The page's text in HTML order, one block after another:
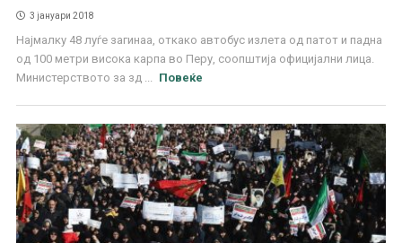
3 јануари 2018
Најмалку 48 луѓе загинаа, откако автобус излета од патот и падна
од 100 метри висока карпа во Перу, соопштија официјални лица.
Министерството за зд ...
Повеќе